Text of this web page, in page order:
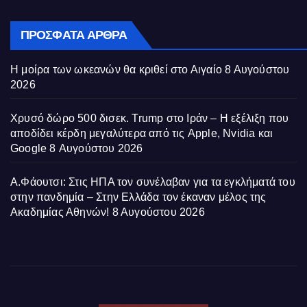
ΠΡΌΣΦΑΤΑ ΆΡΘΡΑ
Η μοίρα των ωκεανών θα κριθεί στο Αιγαίο 8 Αυγούστου
2026
Χρυσό δώρο 500 δισεκ. Trump στο Ιράν – Η εξέλιξη που
αποδίδει κέρδη μεγαλύτερα από τις Apple, Nvidia και
Google 8 Αυγούστου 2026
Α.Φάουτσι: Στις ΗΠΑ τον συνέλαβαν για τα εγκλήματά του
στην πανδημία – Στην Ελλάδα τον έκαναν μέλος της
Ακαδημίας Αθηνών! 8 Αυγούστου 2026